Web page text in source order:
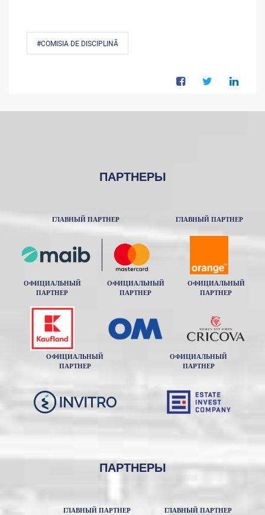
#COMISIA DE DISCIPLINĂ
ПАРТНЕРЫ
ГЛАВНЫЙ ПАРТНЕР ГЛАВНЫЙ ПАРТНЕР
ОФИЦИАЛЬНЫЙ
ПАРТНЕР
ОФИЦИАЛЬНЫЙ
ПАРТНЕР
ОФИЦИАЛЬНЫЙ
ПАРТНЕР
ОФИЦИАЛЬНЫЙ
ПАРТНЕР
ОФИЦИАЛЬНЫЙ
ПАРТНЕР
ПАРТНЕРЫ
ГЛАВНЫЙ ПАРТНЕР ГЛАВНЫЙ ПАРТНЕР